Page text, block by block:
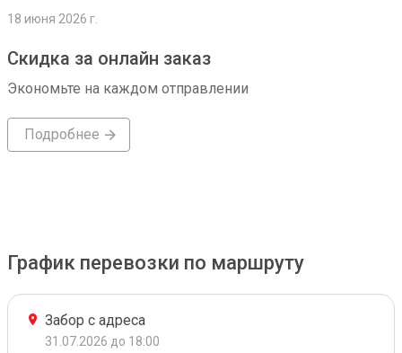
18 июня 2026 г.
Скидка за онлайн заказ
Экономьте на каждом отправлении
Подробнее
График перевозки по маршруту
Забор с адреса
31.07.2026 до 18:00